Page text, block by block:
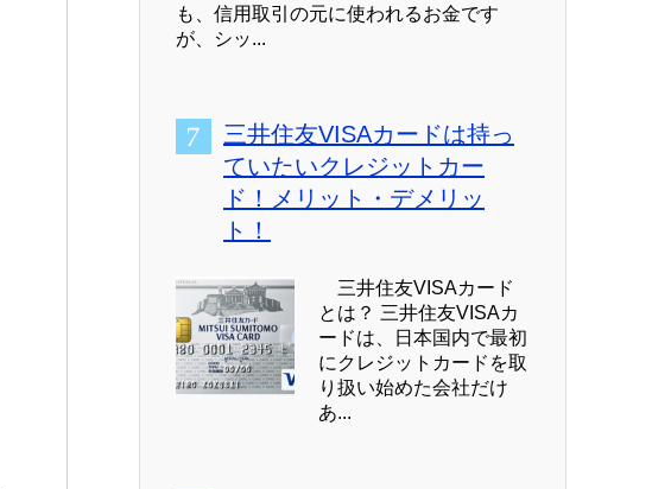
も、信用取引の元に使われるお金です
が、シッ...
三井住友VISAカードは持っ
ていたいクレジットカー
ド！メリット・デメリッ
ト！
三井住友VISAカード
とは？ 三井住友VISAカ
ードは、日本国内で最初
にクレジットカードを取
り扱い始めた会社だけ
あ...